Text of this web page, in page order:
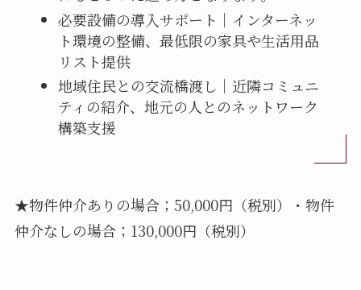
必要設備の導入サポート｜インターネッ
ト環境の整備、最低限の家具や生活用品
リスト提供
地域住民との交流橋渡し｜近隣コミュニ
ティの紹介、地元の人とのネットワーク
構築支援
★物件仲介ありの場合；50,000円（税別）・物件
仲介なしの場合；130,000円（税別）